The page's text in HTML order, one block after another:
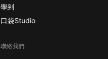
學到
口袋Studio
聯絡我們